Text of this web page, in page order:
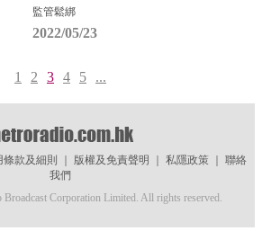
監管鬆綁
2022/05/23
1 2 3 4 5 ...
條款及細則 版權及免責聲明 私隱政策｜ 聯絡
我們
Corporation Limited. All rights reserved.